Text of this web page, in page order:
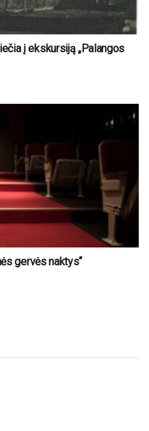
į ekskursiją „Palangos
gervės naktys“